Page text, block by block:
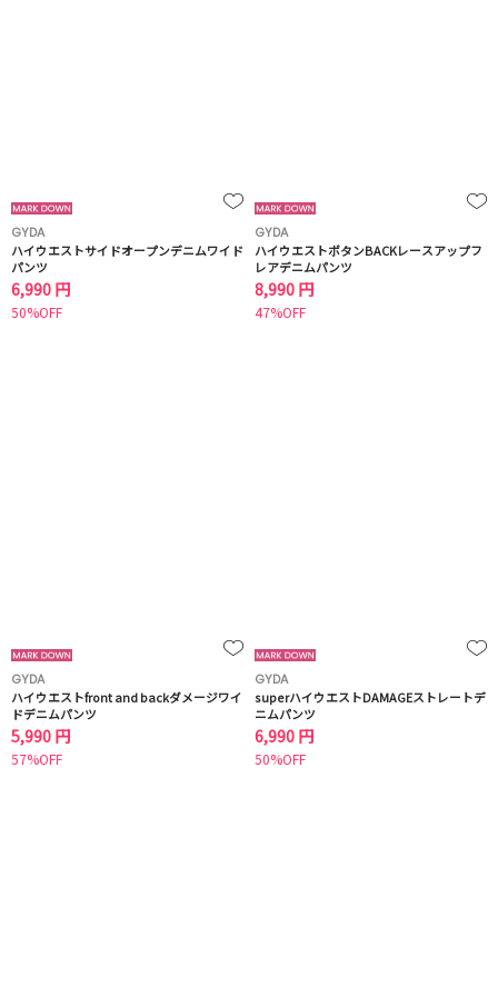
GYDA
ハイウエストサイドオープンデニムワイド
パンツ
6,990 円
50%OFF
GYDA
ハイウエストボタンBACKレースアップフ
レアデニムパンツ
8,990 円
47%OFF
GYDA
ハイウエストfront and backダメージワイ
ドデニムパンツ
5,990 円
57%OFF
GYDA
superハイウエストDAMAGEストレートデ
ニムパンツ
6,990 円
50%OFF